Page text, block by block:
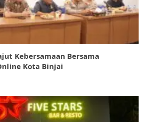
Kebersamaan Bersama
Kota Binjai